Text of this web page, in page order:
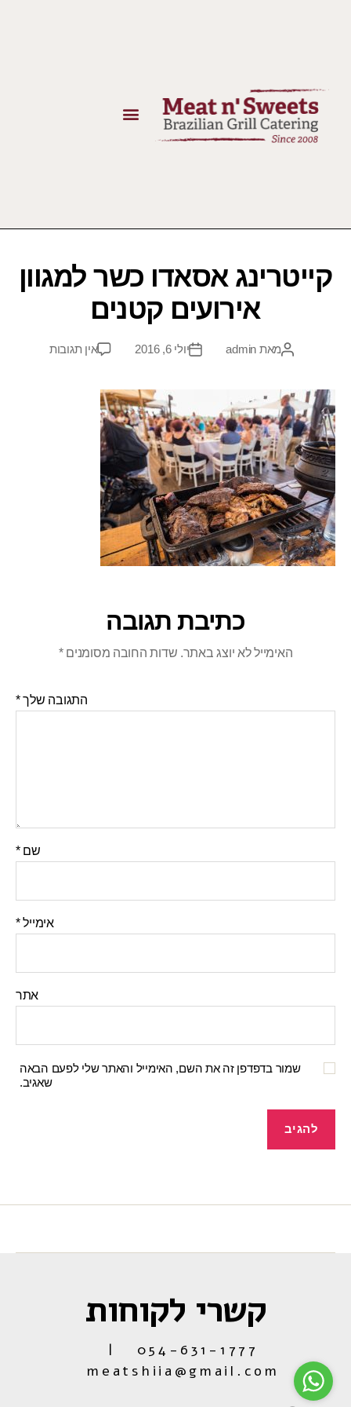
קייטרינג אסאדו כשר למגוון
אירועים קטנים
מאת admin יולי 6, 2016 אין תגובות
כתיבת תגובה
האימייל לא יוצג באתר. שדות החובה מסומנים*
התגובה שלך*
שם*
אימייל*
אתר
שמור בדפדפן זה את השם, האימייל והאתר שלי לפעם הבאה
שאגיב.
קשרי לקוחות
054-631-1777 |
meatshiia@gmail.com